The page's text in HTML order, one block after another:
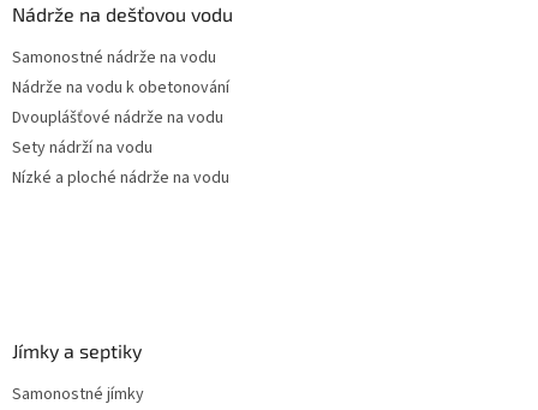
Nádrže na dešťovou vodu
Samonostné nádrže na vodu
Nádrže na vodu k obetonování
Dvouplášťové nádrže na vodu
Sety nádrží na vodu
Nízké a ploché nádrže na vodu
Jímky a septiky
Samonostné jímky